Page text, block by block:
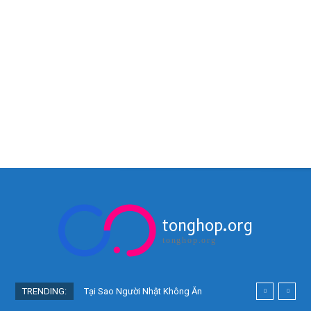
tonghop.org
tonghop.org
TRENDING:
Tại Sao Người Nhật Không Ăn